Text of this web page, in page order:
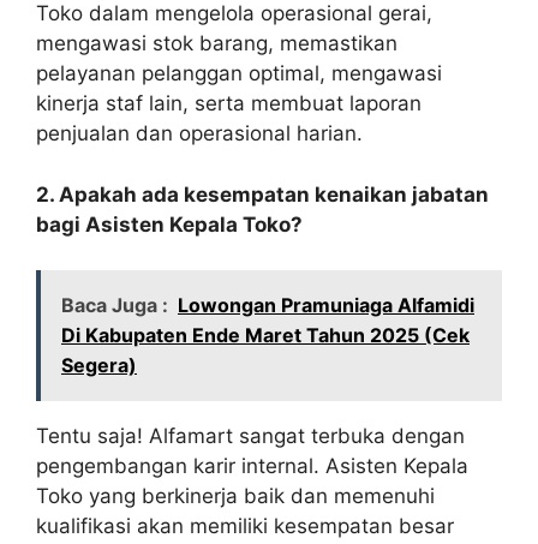
Toko dalam mengelola operasional gerai,
mengawasi stok barang, memastikan
pelayanan pelanggan optimal, mengawasi
kinerja staf lain, serta membuat laporan
penjualan dan operasional harian.
2. Apakah ada kesempatan kenaikan jabatan
bagi Asisten Kepala Toko?
Baca Juga : Lowongan Pramuniaga Alfamidi
Di Kabupaten Ende Maret Tahun 2025 (Cek
Segera)
Tentu saja! Alfamart sangat terbuka dengan
pengembangan karir internal. Asisten Kepala
Toko yang berkinerja baik dan memenuhi
kualifikasi akan memiliki kesempatan besar